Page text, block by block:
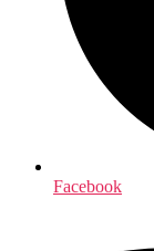
Facebook